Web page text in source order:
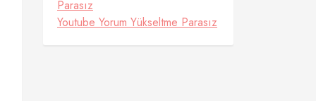
Parasız
Youtube Yorum Yükseltme Parasız